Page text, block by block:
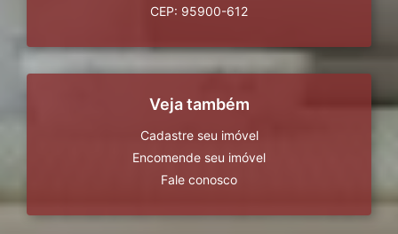
CEP: 95900-612
Veja também
Cadastre seu imóvel
Encomende seu imóvel
Fale conosco